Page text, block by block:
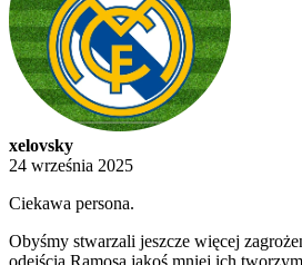
xelovsky
24 września 2025
Ciekawa persona.
Obyśmy stwarzali jeszcze więcej
odejścia Ramosa jakoś mniej ich